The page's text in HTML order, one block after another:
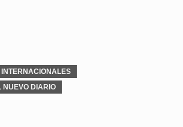
INTERNACIONALES
NUEVO DIARIO